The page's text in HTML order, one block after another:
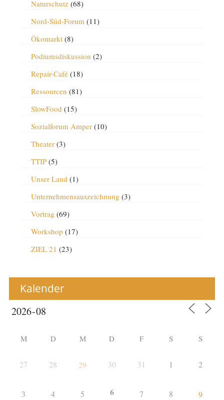
Naturschutz(68)
Nord-Süd-Forum (11)
Ökomarkt(8)
Podiumsdiskussion (2)
Repair-Café(18)
Ressourcen (81)
SlowFood (15)
Sozialforum Amper(10)
Theater(3)
TTIP(5)
Unser Land (1)
Unternehmensauszeichnung (3)
Vortrag (69)
Workshop (17)
ZIEL 21 (23)
Kalender
M D M D F S S
27 28 29 30 31 1 2
3 4 5 6 7 8 9